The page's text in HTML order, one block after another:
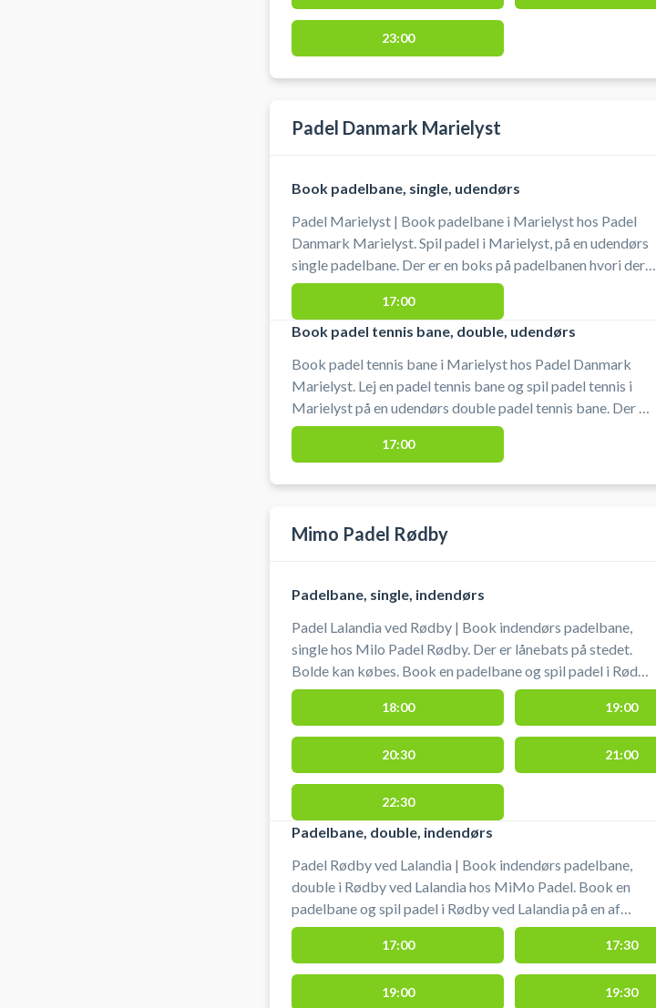
23:00
Padel Danmark Marielyst
Book padelbane, single, udendørs
Padel Marielyst | Book padelbane i Marielyst hos Padel
Danmark Marielyst. Spil padel i Marielyst, på en udendørs
single padelbane. Der er en boks på padelbanen hvori der
ligger bat og bolde til udlån. Brug af dette er inkl. i prisen.
Ved padelbanerne i Marielyst finder du gratis parkering,
som gør det nemt hvis du kommer i bil for at spille padel i
17:00
Book padel tennis bane, double, udendørs
Book padel tennis bane i Marielyst hos Padel Danmark
Marielyst. Lej en padel tennis bane og spil padel tennis i
Marielyst på en udendørs double padel tennis bane. Der er
en boks på padel tennis banen hvori der ligger bat og
bolde til udlån. Brug af dette er inkl. i prisen.
17:00
Mimo Padel Rødby
Padelbane, single, indendørs
Padel Lalandia ved Rødby | Book indendørs padelbane,
single hos Milo Padel Rødby. Der er lånebats på stedet.
Bolde kan købes. Book en padelbane og spil padel i Rødby
på padelbanerne tæt ved Lalandia hos MiMo Padel. Der er
omklædning, bad, og toliet. Gratis parkering. Hallen ikke
er opvarmet.
18:00 19:00
20:30 21:00
22:30
Padelbane, double, indendørs
Padel Rødby ved Lalandia | Book indendørs padelbane,
double i Rødby ved Lalandia hos MiMo Padel. Book en
padelbane og spil padel i Rødby ved Lalandia på en af
double padelbanerne i padelhallen hos MiMo Padel. Der er
lånebats på stedet. Bolde kan købes. Der er omklædning,
bad, og toliet. Gratis parkering. Hallen ikke er opvarmet.
#Padel-lalandia #padel-Rødby #padel-tennis-rødby
17:00 17:30
19:00 19:30